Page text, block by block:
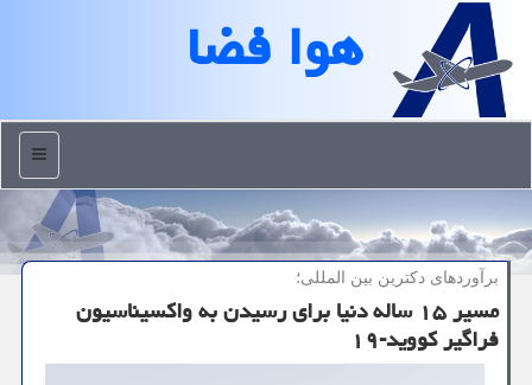
هوا فضا
منو
برآوردهای دكترین بین المللی؛
مسیر ۱۵ ساله دنیا برای رسیدن به واكسیناسیون
فراگیر كووید-۱۹